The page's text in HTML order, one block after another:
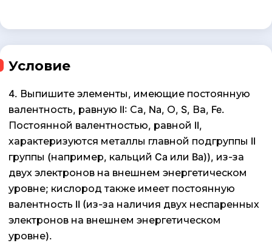
Условие
4. Выпишите элементы, имеющие постоянную
валентность, равную II: Са, Na, О, S, Ва, Fe.
Постоянной валентностью, равной II,
характеризуются металлы главной подгруппы II
группы (например, кальций Ca или Ba)), из-за
двух электронов на внешнем энергетическом
уровне; кислород также имеет постоянную
валентность II (из-за наличия двух неспаренных
электронов на внешнем энергетическом
уровне).